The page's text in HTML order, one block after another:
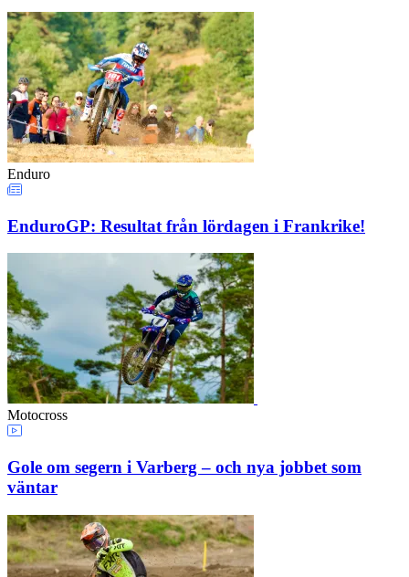
Enduro
EnduroGP: Resultat från lördagen i Frankrike!
Motocross
Gole om segern i Varberg – och nya jobbet som
väntar